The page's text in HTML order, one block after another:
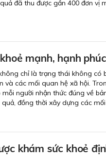
đã thu được gần 400 đơn vị
mạnh, hạnh phúc
chỉ là trạng thái không có
các mối quan hệ xã hội.
người nhận thức đúng về
đồng thời xây dựng các
khám sức khoẻ